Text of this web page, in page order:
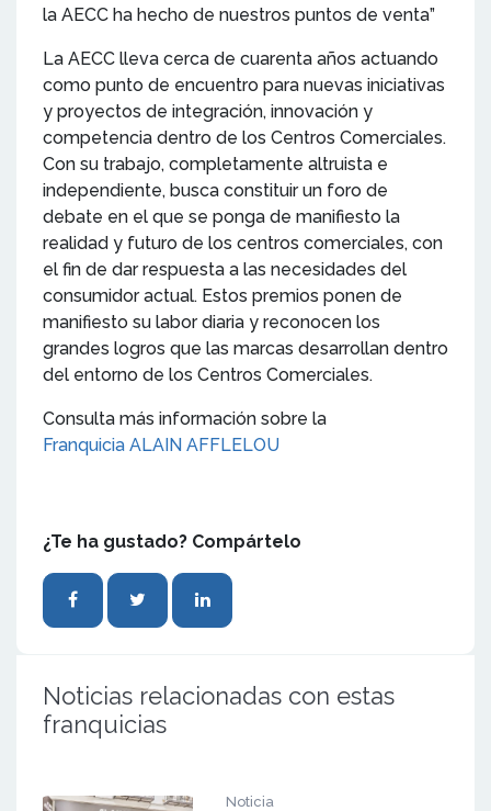
la AECC ha hecho de nuestros puntos de venta”
La AECC lleva cerca de cuarenta años actuando
como punto de encuentro para nuevas iniciativas
y proyectos de integración, innovación y
competencia dentro de los Centros Comerciales.
Con su trabajo, completamente altruista e
independiente, busca constituir un foro de
debate en el que se ponga de manifiesto la
realidad y futuro de los centros comerciales, con
el fin de dar respuesta a las necesidades del
consumidor actual. Estos premios ponen de
manifiesto su labor diaria y reconocen los
grandes logros que las marcas desarrollan dentro
del entorno de los Centros Comerciales.
Consulta más información sobre la
Franquicia ALAIN AFFLELOU
¿Te ha gustado? Compártelo
Noticias relacionadas con estas
franquicias
Noticia